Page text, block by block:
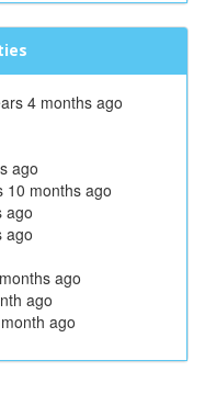
4 months ago
ago
10 months ago
ago
ago
ago
ago
ago